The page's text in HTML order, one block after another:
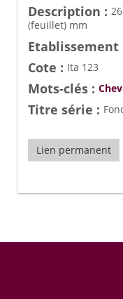
Description :
(feuillet) mm
Etablissement
Cote : Ita 123
Mots-clés :
Titre série :
Lien permanent